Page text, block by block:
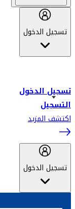
تسجيل الدخول
تسجيل الدخول
التسجيل
اكتشف المزيد
تسجيل الدخول